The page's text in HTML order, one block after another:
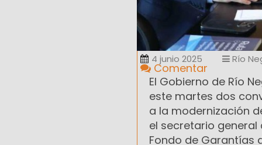
4 junio 2025 Río
Comentar
El Gobierno de Río
este martes dos
a la modernización
el secretario general
Fondo de Garantías